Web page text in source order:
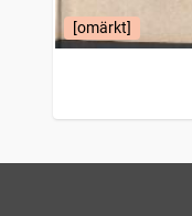
[omärkt]